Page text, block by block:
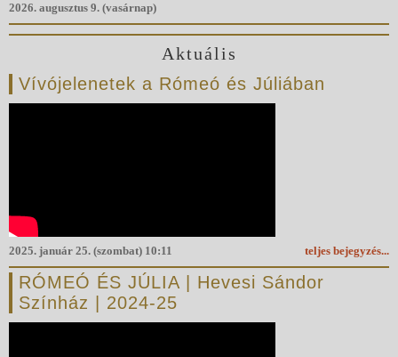
2026. augusztus 9. (vasárnap)
Aktuális
Vívójelenetek a Rómeó és Júliában
teljes bejegyzés...
2025. január 25. (szombat) 10:11
RÓMEÓ ÉS JÚLIA | Hevesi Sándor
Színház | 2024-25